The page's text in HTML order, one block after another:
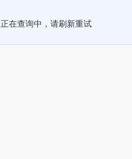
正在查询中，请刷新重试